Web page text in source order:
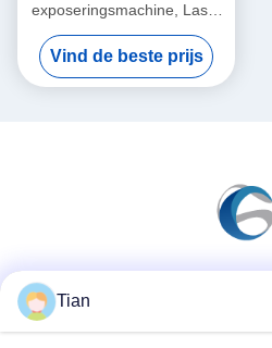
exposeringsmachine, Laser
Direct Imaging Machine
1270dip
Vind de beste prijs
Tian